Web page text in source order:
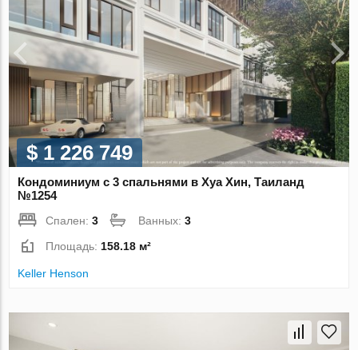
$ 1 226 749
Кондоминиум с 3 спальнями в Хуа Хин, Таиланд
№1254
Спален:3 Ванных:3
Площадь:158.18 м²
Keller Henson